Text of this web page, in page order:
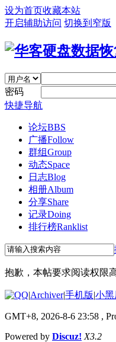
设为首页收藏本站
开启辅助访问 切换到窄版
密码
快捷导航
论坛BBS
广播Follow
群组Group
动态Space
日志Blog
相册Album
分享Share
记录Doing
排行榜Ranklist
抱歉，本帖要求阅读权限
|Archiver|手机版|小黑
GMT+8, 2026-8-6 23:58 ,
Powered by Discuz! X3.2